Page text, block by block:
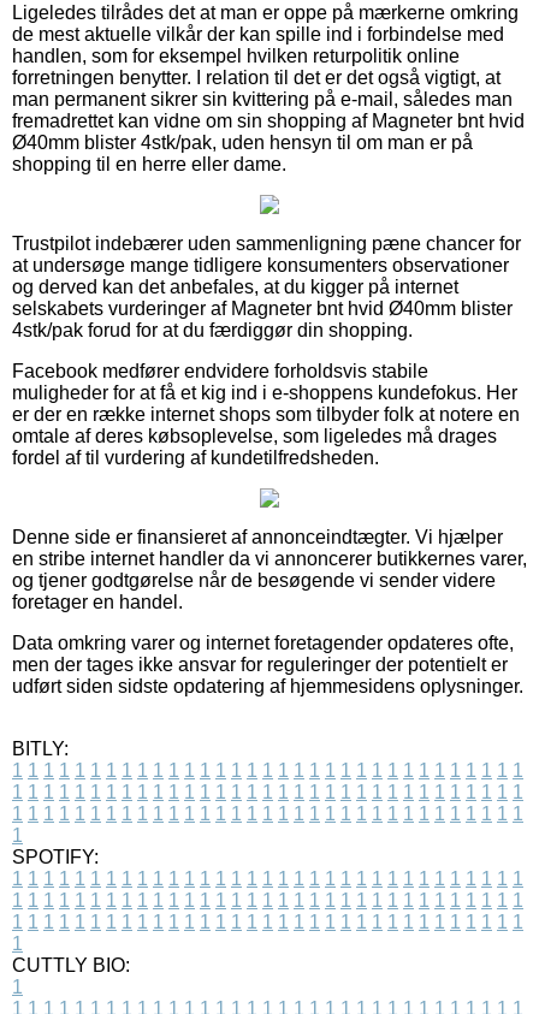
Ligeledes tilrådes det at man er oppe på mærkerne omkring
de mest aktuelle vilkår der kan spille ind i forbindelse med
handlen, som for eksempel hvilken returpolitik online
forretningen benytter. I relation til det er det også vigtigt, at
man permanent sikrer sin kvittering på e-mail, således man
fremadrettet kan vidne om sin shopping af Magneter bnt hvid
Ø40mm blister 4stk/pak, uden hensyn til om man er på
shopping til en herre eller dame.
Trustpilot indebærer uden sammenligning pæne chancer for
at undersøge mange tidligere konsumenters observationer
og derved kan det anbefales, at du kigger på internet
selskabets vurderinger af Magneter bnt hvid Ø40mm blister
4stk/pak forud for at du færdiggør din shopping.
Facebook medfører endvidere forholdsvis stabile
muligheder for at få et kig ind i e-shoppens kundefokus. Her
er der en række internet shops som tilbyder folk at notere en
omtale af deres købsoplevelse, som ligeledes må drages
fordel af til vurdering af kundetilfredsheden.
Denne side er finansieret af annonceindtægter. Vi hjælper
en stribe internet handler da vi annoncerer butikkernes varer,
og tjener godtgørelse når de besøgende vi sender videre
foretager en handel.
Data omkring varer og internet foretagender opdateres ofte,
men der tages ikke ansvar for reguleringer der potentielt er
udført siden sidste opdatering af hjemmesidens oplysninger.
BITLY:
1 1 1 1 1 1 1 1 1 1 1 1 1 1 1 1 1 1 1 1 1 1 1 1 1 1 1 1 1 1 1 1 1
1 1 1 1 1 1 1 1 1 1 1 1 1 1 1 1 1 1 1 1 1 1 1 1 1 1 1 1 1 1 1 1 1
1 1 1 1 1 1 1 1 1 1 1 1 1 1 1 1 1 1 1 1 1 1 1 1 1 1 1 1 1 1 1 1 1
1
SPOTIFY:
1 1 1 1 1 1 1 1 1 1 1 1 1 1 1 1 1 1 1 1 1 1 1 1 1 1 1 1 1 1 1 1 1
1 1 1 1 1 1 1 1 1 1 1 1 1 1 1 1 1 1 1 1 1 1 1 1 1 1 1 1 1 1 1 1 1
1 1 1 1 1 1 1 1 1 1 1 1 1 1 1 1 1 1 1 1 1 1 1 1 1 1 1 1 1 1 1 1 1
1
CUTTLY BIO:
1
1 1 1 1 1 1 1 1 1 1 1 1 1 1 1 1 1 1 1 1 1 1 1 1 1 1 1 1 1 1 1 1 1